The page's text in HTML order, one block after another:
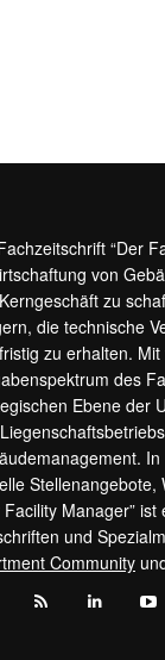
“Der
von
zu
die technische
zu erhalten.
des
Ebene der
Stellenangebote,
Facility Manager”
und
Community